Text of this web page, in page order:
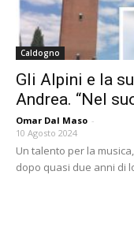
Caldogno
Gli Alpini e la
Andrea. “Nel
Omar Dal Maso -
10 Agosto 2024
Un talento per la
dopo quasi due anni di